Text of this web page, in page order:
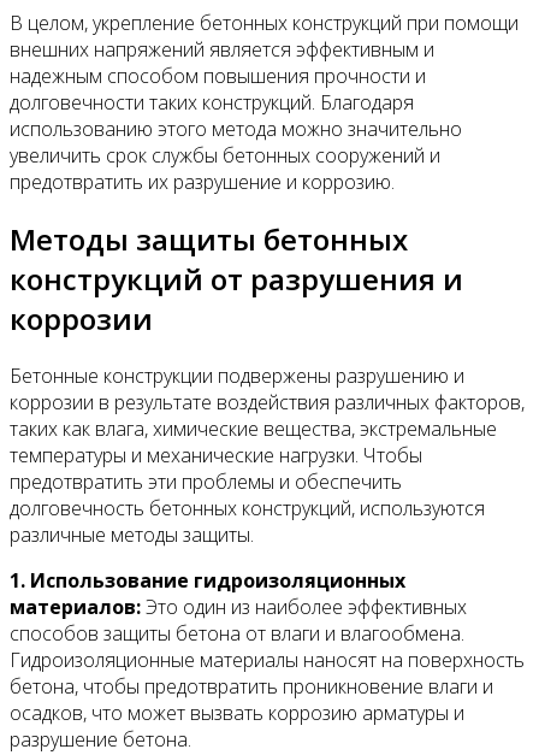
В целом, укрепление бетонных конструкций при помощи
внешних напряжений является эффективным и
надежным способом повышения прочности и
долговечности таких конструкций. Благодаря
использованию этого метода можно значительно
увеличить срок службы бетонных сооружений и
предотвратить их разрушение и коррозию.
Методы защиты бетонных
конструкций от разрушения и
коррозии
Бетонные конструкции подвержены разрушению и
коррозии в результате воздействия различных факторов,
таких как влага, химические вещества, экстремальные
температуры и механические нагрузки. Чтобы
предотвратить эти проблемы и обеспечить
долговечность бетонных конструкций, используются
различные методы защиты.
1. Использование гидроизоляционных
материалов:Это один из наиболее эффективных
способов защиты бетона от влаги и влагообмена.
Гидроизоляционные материалы наносят на поверхность
бетона, чтобы предотвратить проникновение влаги и
осадков, что может вызвать коррозию арматуры и
разрушение бетона.